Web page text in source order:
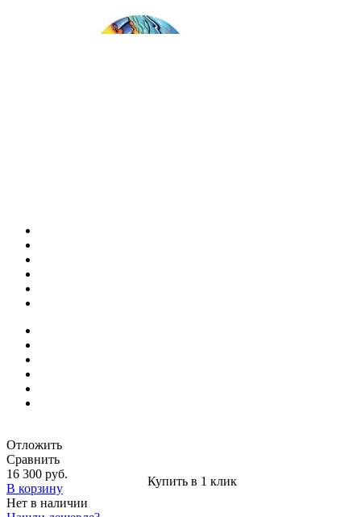
Отложить
Сравнить
16 300 руб.
В корзину
Купить в 1 клик
Нет в наличии